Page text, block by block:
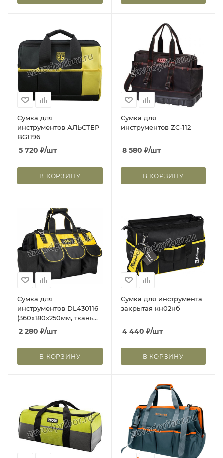
Сумка для
инструментов АЛЬСТЕР
BG1196
5 720 ₽/шт
В КОРЗИНУ
Сумка для
инструментов ZC-112
8 580 ₽/шт
В КОРЗИНУ
Сумка для
инструментов DL430116
(360x180x250мм, ткань
Oxford, 14 карманов)
98480
2 280 ₽/шт
В КОРЗИНУ
Сумка для инструмента
закрытая кн02нб
4 440 ₽/шт
В КОРЗИНУ